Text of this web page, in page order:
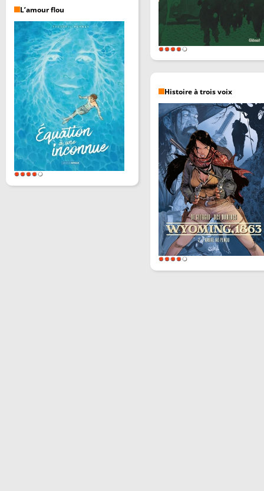
L’amour flou
Histoire à trois voix